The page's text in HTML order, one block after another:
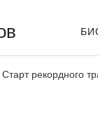
Старт рекордного